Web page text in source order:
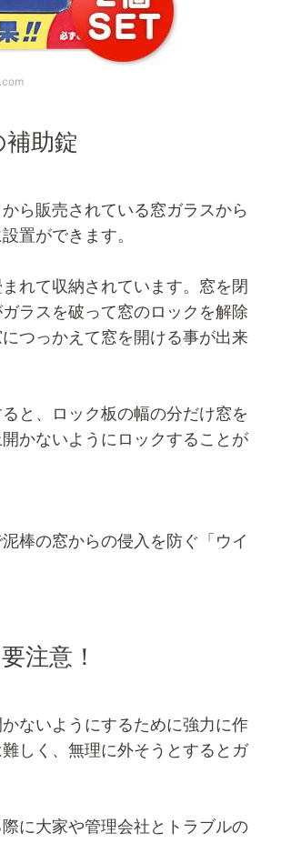
助錠
ら販売されている窓ガラスから
置ができます。
れて収納されています。窓を閉
ラスを破って窓のロックを解除
つっかえて窓を開ける事が出来
と、ロック板の幅の分だけ窓を
かないようにロックすることが
棒の窓からの侵入を防ぐ「ウイ
注意！
ないようにするために強力に作
しく、無理に外そうとするとガ
に大家や管理会社とトラブルの